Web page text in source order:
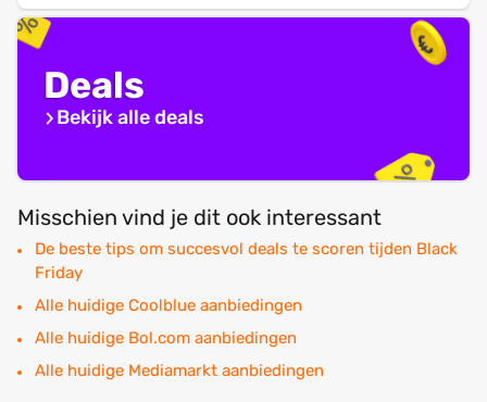
Deals
Bekijk alle deals
Misschien vind je dit ook interessant
De beste tips om succesvol deals te scoren tijden Black
Friday
Alle huidige Coolblue aanbiedingen
Alle huidige Bol.com aanbiedingen
Alle huidige Mediamarkt aanbiedingen